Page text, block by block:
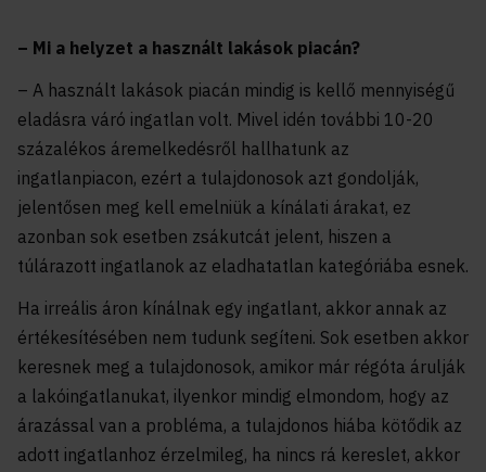
– Mi a helyzet a használt lakások piacán?
– A használt lakások piacán mindig is kellő mennyiségű
eladásra váró ingatlan volt. Mivel idén további 10-20
százalékos áremelkedésről hallhatunk az
ingatlanpiacon, ezért a tulajdonosok azt gondolják,
jelentősen meg kell emelniük a kínálati árakat, ez
azonban sok esetben zsákutcát jelent, hiszen a
túlárazott ingatlanok az eladhatatlan kategóriába esnek.
Ha irreális áron kínálnak egy ingatlant, akkor annak az
értékesítésében nem tudunk segíteni. Sok esetben akkor
keresnek meg a tulajdonosok, amikor már régóta árulják
a lakóingatlanukat, ilyenkor mindig elmondom, hogy az
árazással van a probléma, a tulajdonos hiába kötődik az
adott ingatlanhoz érzelmileg, ha nincs rá kereslet, akkor